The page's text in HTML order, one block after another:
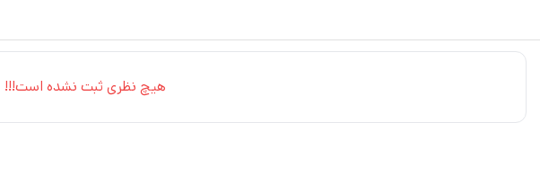
هیچ نظری ثبت نشده است!!!